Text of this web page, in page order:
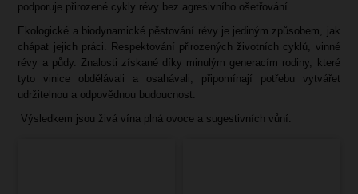
podporuje přirozené cykly révy bez agresivního ošetřování.
Ekologické a biodynamické pěstování révy je jediným způsobem, jak
chápat jejich práci. Respektování přirozených životních cyklů, vinné
révy a půdy. Znalosti získané díky minulým generacím rodiny, které
tyto vinice obdělávali a osahávali, připomínají potřebu vytvářet
udržitelnou a odpovědnou budoucnost.
Výsledkem jsou živá vína plná ovoce a sugestivních vůní.